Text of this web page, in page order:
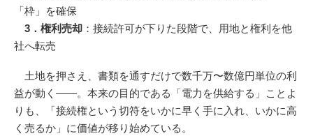
「枠」を確保
3．権利売却 ：接続許可が下りた段階で、用地と権利を他
社へ転売
土地を押さえ、書類を通すだけで数千万〜数億円単位の利
益が動く——。本来の目的である「電力を供給する」ことよ
りも、「接続権という切符をいかに早く手に入れ、いかに高
く売るか」に価値が移り始めている。